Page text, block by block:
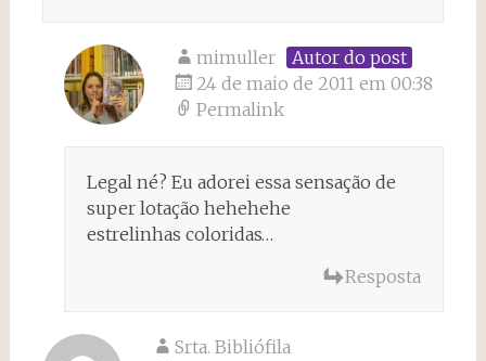
mimuller
Autor do post
24 de maio de 2011 em 00:38
Permalink
Legal né? Eu adorei essa sensação de
super lotação hehehehe
estrelinhas coloridas…
Resposta
Srta. Bibliófila